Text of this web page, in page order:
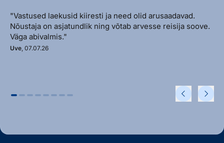
"Vastused laekusid kiiresti ja need olid arusaadavad.
Nõustaja on asjatundlik ning võtab arvesse reisija soove.
Väga abivalmis."
Uve , 07.07.26